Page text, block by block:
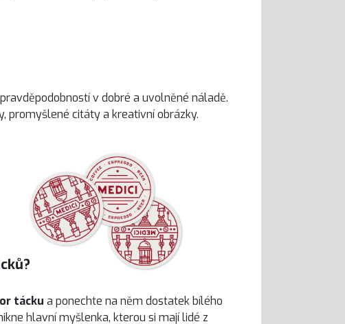
v dobré a uvolněné náladě.
promyšlené citáty a kreativní obrázky.
tácku a ponechte na něm dostatek bílého
hlavní myšlenka, kterou si mají lidé z